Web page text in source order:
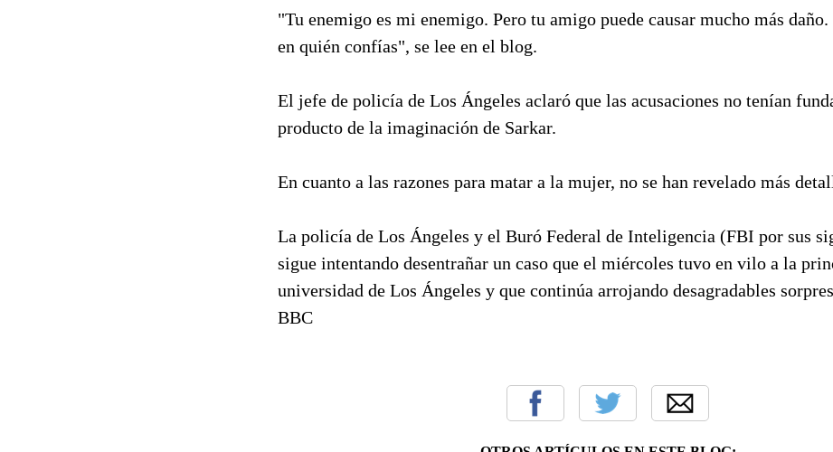
"Tu enemigo es mi enemigo. Pero tu amigo puede causar mucho más
en quién confías", se lee en el blog.
El jefe de policía de Los Ángeles aclaró que las acusaciones no tenían
producto de la imaginación de Sarkar.
En cuanto a las razones para matar a la mujer, no se han revelado más
La policía de Los Ángeles y el Buró Federal de Inteligencia (FBI por sus
sigue intentando desentrañar un caso que el miércoles tuvo en vilo a la
universidad de Los Ángeles y que continúa arrojando desagradables
BBC